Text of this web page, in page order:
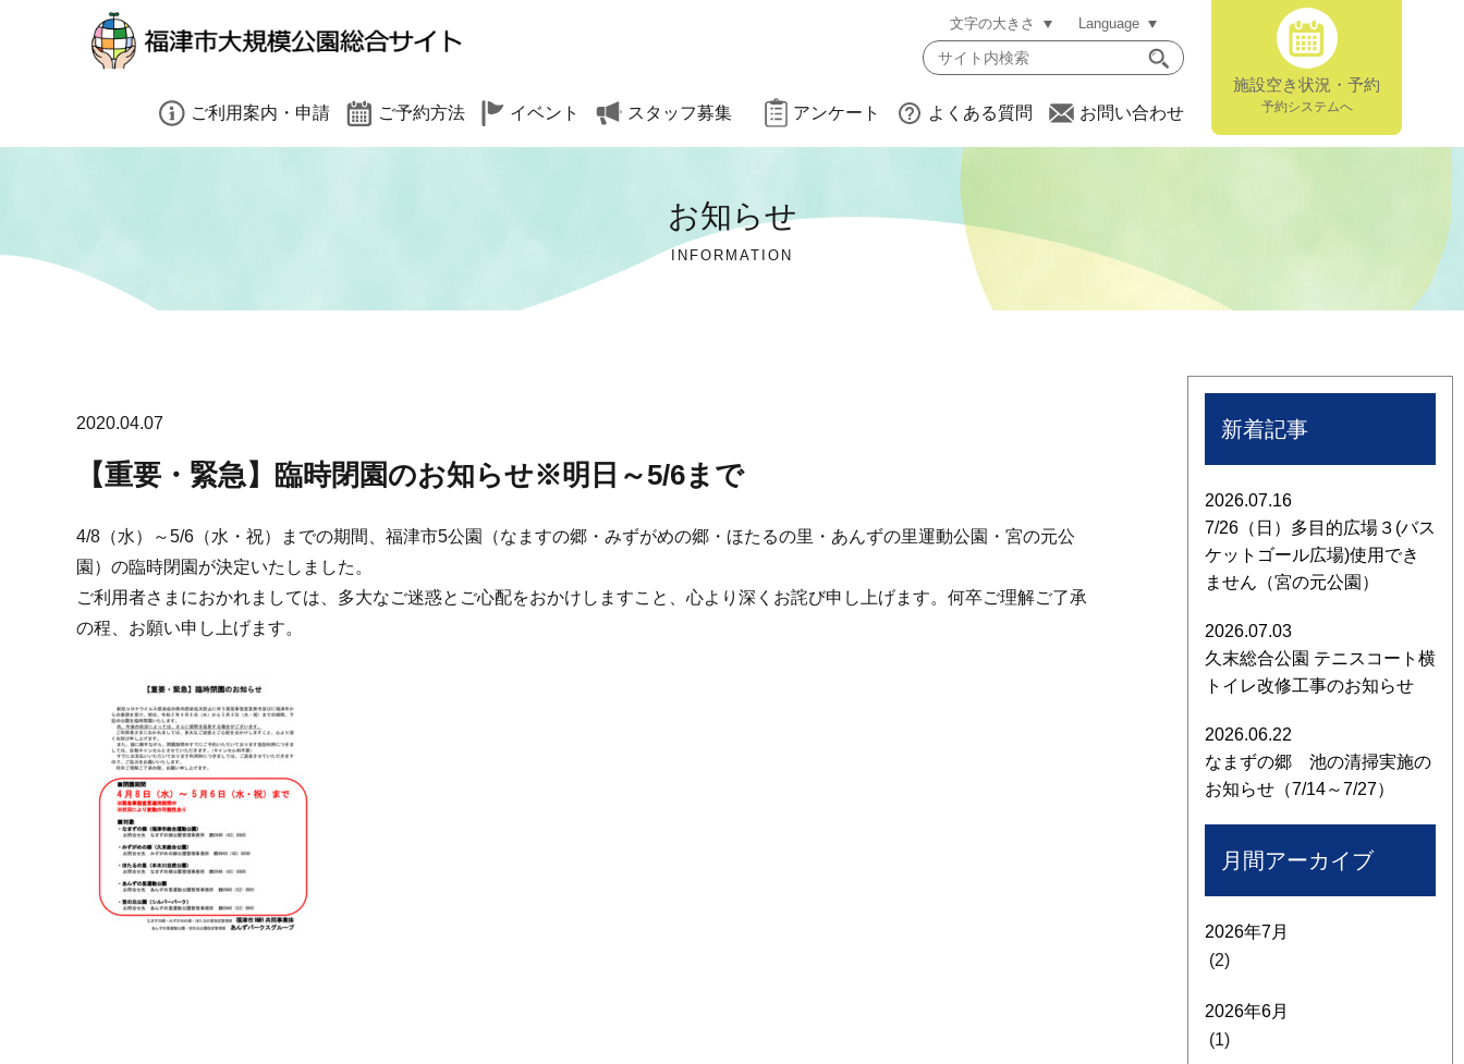
文字の大きさ
小（標準）
閉じる
Language
ご利用案内・申請 ご予約方法 イベント スタッフ募集 アンケート よくある質問 お問い合わせ
施設空き状況・予約
予約システムへ
お知らせ
INFORMATION
2020.04.07
【重要・緊急】臨時閉園のお知らせ※明日～5/6まで
4/8（水）～5/6（水・祝）までの期間、福津市5公園（なますの郷・みずがめの郷・ほたるの里・あんずの里運動公園・宮の元公
園）の臨時閉園が決定いたしました。
ご利用者さまにおかれましては、多大なご迷惑とご心配をおかけしますこと、心より深くお詫び申し上げます。何卒ご理解ご了承
の程、お願い申し上げます。
新着記事
2026.07.16
7/26（日）多目的広場３(バス
ケットゴール広場)使用でき
ません（宮の元公園）
2026.07.03
久末総合公園 テニスコート横
トイレ改修工事のお知らせ
2026.06.22
なまずの郷 池の清掃実施の
お知らせ（7/14～7/27）
月間アーカイブ
2026年7月
(2)
2026年6月
(1)